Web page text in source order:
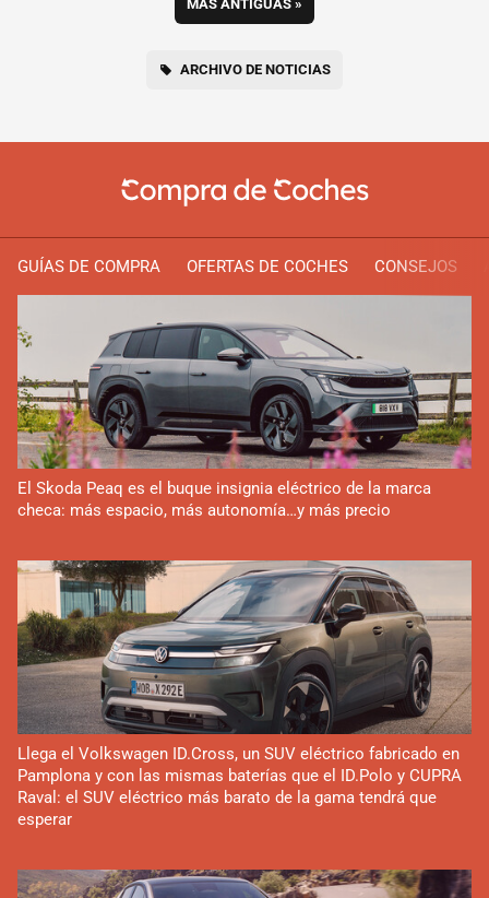
MÁS ANTIGUAS »
ARCHIVO DE NOTICIAS
GUÍAS DE COMPRA OFERTAS DE COCHES CONSEJOS
El Skoda Peaq es el buque insignia eléctrico de la marca
checa: más espacio, más autonomía…y más precio
Llega el Volkswagen ID.Cross, un SUV eléctrico fabricado en
Pamplona y con las mismas baterías que el ID.Polo y CUPRA
Raval: el SUV eléctrico más barato de la gama tendrá que
esperar